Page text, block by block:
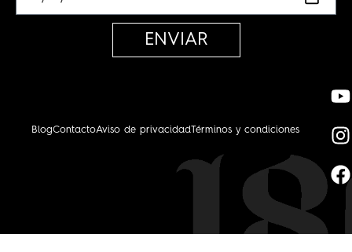
ENVIAR
BlogContactoAviso de privacidad Términos y condiciones